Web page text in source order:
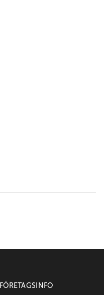
FÖRETAGSINFO